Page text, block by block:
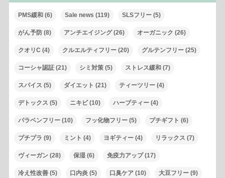
PMS緩和 (6) Sale news (119) SLSフリー(5)
がん予防(8) アンチエイジング(26) オーガニック (26)
クオリC (4) クルエルティフリー(20) グルテンフリー(25)
コーシャ認証(21) シミ対策(5) ストレス緩和 (7)
スパイス (5) ダイエット (21) ティーツリー(4)
デトックス (5) ニキビ(10) ハーブティー(4)
パラベンフリー(10) フッ化物フリー(5) プチギフト (6)
プチプラ (9) ミント (4) ヨギティー(4) リラックス (7)
ヴィーガン(28) 保湿(6) 免疫力アップ(17)
冷え性改善(5) 口内炎(5) 口臭ケア(10) 大豆フリー(9)